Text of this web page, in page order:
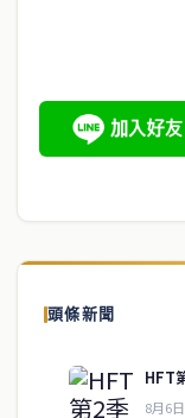
頭條新聞
HFT
8月6日